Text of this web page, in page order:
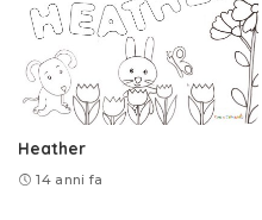
Heather
14 anni fa